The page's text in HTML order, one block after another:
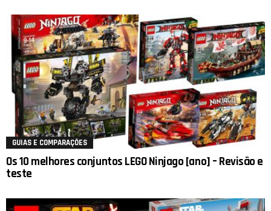
GUIAS E COMPARAÇÕES
Os 10 melhores conjuntos LEGO Ninjago [ano] – Revisão e
teste